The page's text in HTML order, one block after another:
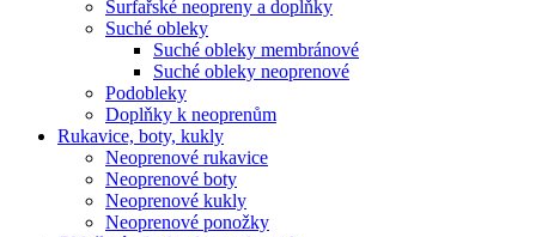
Surfařské neopreny a doplňky
Suché obleky
Suché obleky membránové
Suché obleky neoprenové
Podobleky
Doplňky k neoprenům
Rukavice, boty, kukly
Neoprenové rukavice
Neoprenové boty
Neoprenové kukly
Neoprenové ponožky